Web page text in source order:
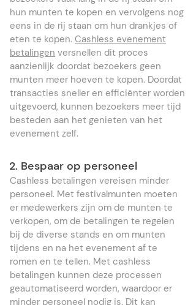
hun munten te kopen en vervolgens nog
eens in de rij staan om hun drankjes of
eten te kopen. Cashless evenement
betalingen versnellen dit proces
aanzienlijk doordat bezoekers geen
munten meer hoeven te kopen. Doordat
transacties sneller en efficiënter worden
uitgevoerd, kunnen bezoekers meer tijd
besteden aan het genieten van het
evenement zelf.
2. Bespaar op personeel
Cashless betalingen vereisen minder
personeel. Met festivalmunten moeten
er medewerkers zijn om de munten te
verkopen, om de betalingen te regelen
bij de diverse stands en om munten
tijdens en na het evenement af te
romen en te tellen. Met cashless
betalingen kunnen deze processen
geautomatiseerd worden, waardoor er
minder personeel nodig is. Dit kan